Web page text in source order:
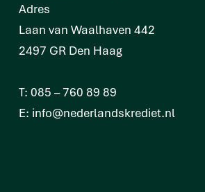
Adres
Laan van Waalhaven 442
2497 GR Den Haag
T: 085 – 760 89 89
E: info@nederlandskrediet.nl